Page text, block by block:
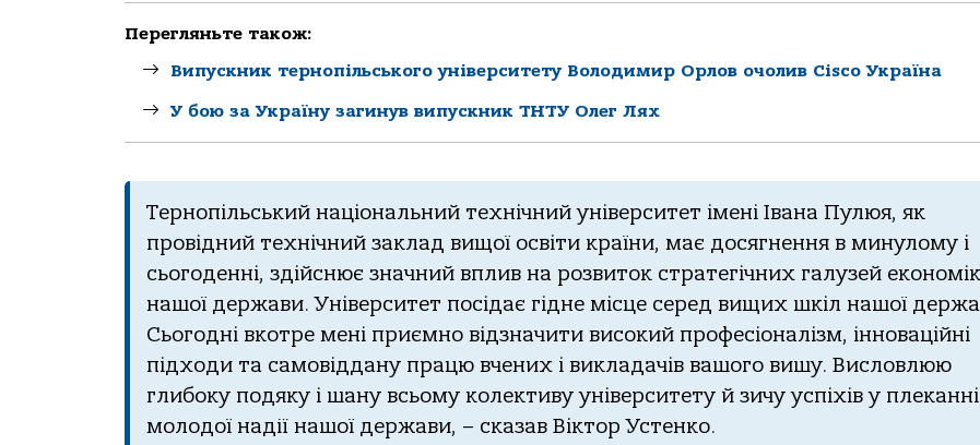
Перегляньте також:
Випускник тернопільського університету Володимир Орлов очолив Cisco Україна
У бою за Україну загинув випускник ТНТУ Олег Лях
Тернопільський національний технічний університет імені Івана Пулюя, як
провідний технічний заклад вищої освіти країни, має досягнення в минулому і
сьогоденні, здійснює значний вплив на розвиток стратегічних галузей
нашої держави. Університет посідає гідне місце серед вищих шкіл нашої
Сьогодні вкотре мені приємно відзначити високий професіоналізм, інноваційні
підходи та самовіддану працю вчених і викладачів вашого вишу. Висловлюю
глибоку подяку і шану всьому колективу університету й зичу успіхів у плеканні
молодої надії нашої держави, – сказав Віктор Устенко.